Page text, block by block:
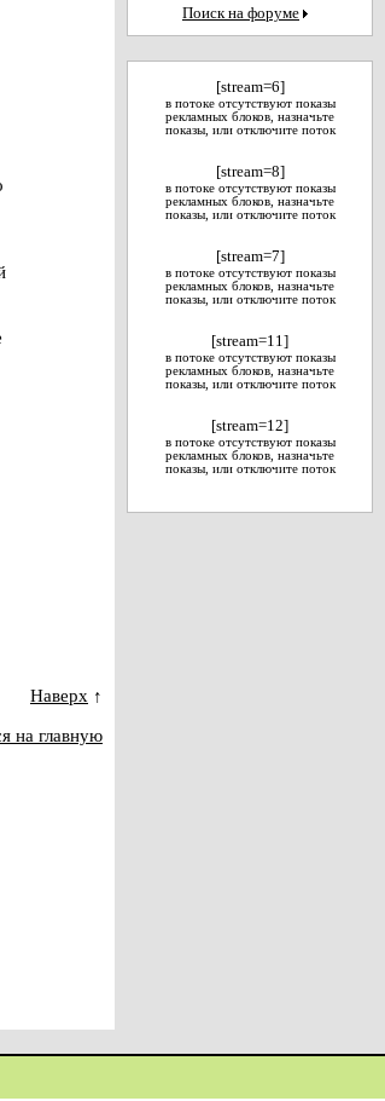
Наверх ↑
на главную
Поиск на форуме
[stream=6]
в потоке отсутствуют показы
рекламных блоков, назначьте
показы, или отключите поток
[stream=8]
в потоке отсутствуют показы
рекламных блоков, назначьте
показы, или отключите поток
[stream=7]
в потоке отсутствуют показы
рекламных блоков, назначьте
показы, или отключите поток
[stream=11]
в потоке отсутствуют показы
рекламных блоков, назначьте
показы, или отключите поток
[stream=12]
в потоке отсутствуют показы
рекламных блоков, назначьте
показы, или отключите поток